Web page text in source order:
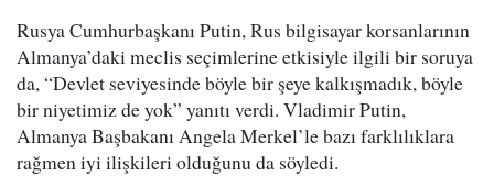
Rusya Cumhurbaşkanı Putin, Rus bilgisayar korsanlarının
Almanya’daki meclis seçimlerine etkisiyle ilgili bir soruya
da, “Devlet seviyesinde böyle bir şeye kalkışmadık, böyle
bir niyetimiz de yok” yanıtı verdi. Vladimir Putin,
Almanya Başbakanı Angela Merkel’le bazı farklılıklara
rağmen iyi ilişkileri olduğunu da söyledi.